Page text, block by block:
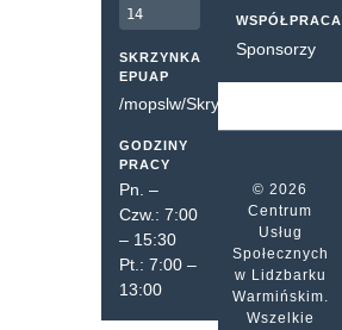
14
SKRZYNKA
EPUAP
/mopslw/SkrytkaESP
GODZINY
PRACY
Pn. –
Czw.: 7:00
– 15:30
Pt.: 7:00 –
13:00
WSPÓŁPRACA
Sponsorzy
© 2026
Centrum
Usług
Społecznych
w Lidzbarku
Warmińskim.
Wszelkie